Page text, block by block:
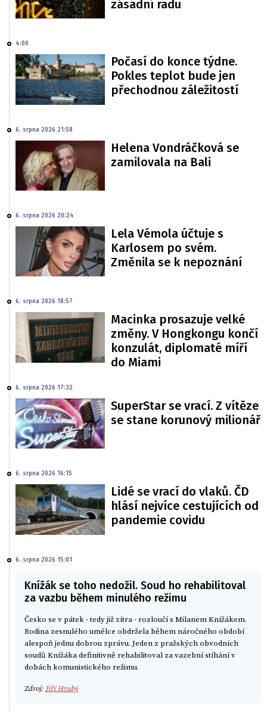
zásadní radu
4:00
Počasí do konce týdne.
Pokles teplot bude jen
přechodnou záležitostí
6. srpna 2026 21:58
Helena Vondráčková se
zamilovala na Bali
6. srpna 2026 20:24
Lela Vémola účtuje s
Karlosem po svém.
Změnila se k nepoznání
6. srpna 2026 18:57
Macinka prosazuje velké
změny. V Hongkongu končí
konzulát, diplomaté míří
do Miami
6. srpna 2026 17:32
SuperStar se vrací. Z vítěze
se stane korunový milionář
6. srpna 2026 16:15
Lidé se vrací do vlaků. ČD
hlásí nejvíce cestujících od
pandemie covidu
6. srpna 2026 15:01
Knížák se toho nedožil. Soud ho rehabilitoval
za vazbu během minulého režimu
Česko se v pátek - tedy již zítra - rozloučí s Milanem Knížákem.
Rodina zesnulého umělce obdržela během náročného období
alespoň jednu dobrou zprávu. Jeden z pražských obvodních
soudů Knížáka definitivně rehabilitoval za vazební stíhání v
dobách komunistického režimu.
Zdroj: Jiří Hrubý